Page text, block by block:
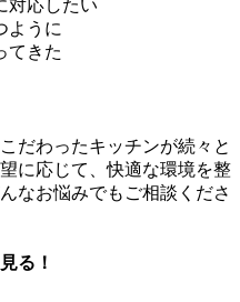
対応したい
ように
てきた
だわったキッチンが続々と
に応じて、快適な環境を整
なお悩みでもご相談くださ
る！